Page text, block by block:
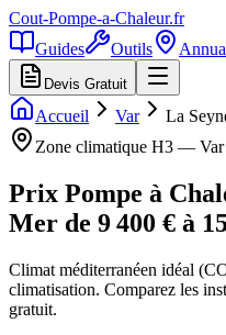
Cout-Pompe-a-Chaleur.fr
Guides
Outils
Devis Gratuit
Accueil Var
La
Zone climatique H3 — Var
Prix Pompe à
Mer de 9 400 € à
Climat méditerranéen idéal
climatisation. Comparez les
gratuit.